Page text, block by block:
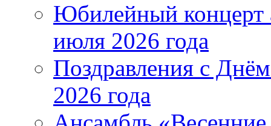
Юбилейный концерт
июля 2026 года
Поздравления с
2026 года